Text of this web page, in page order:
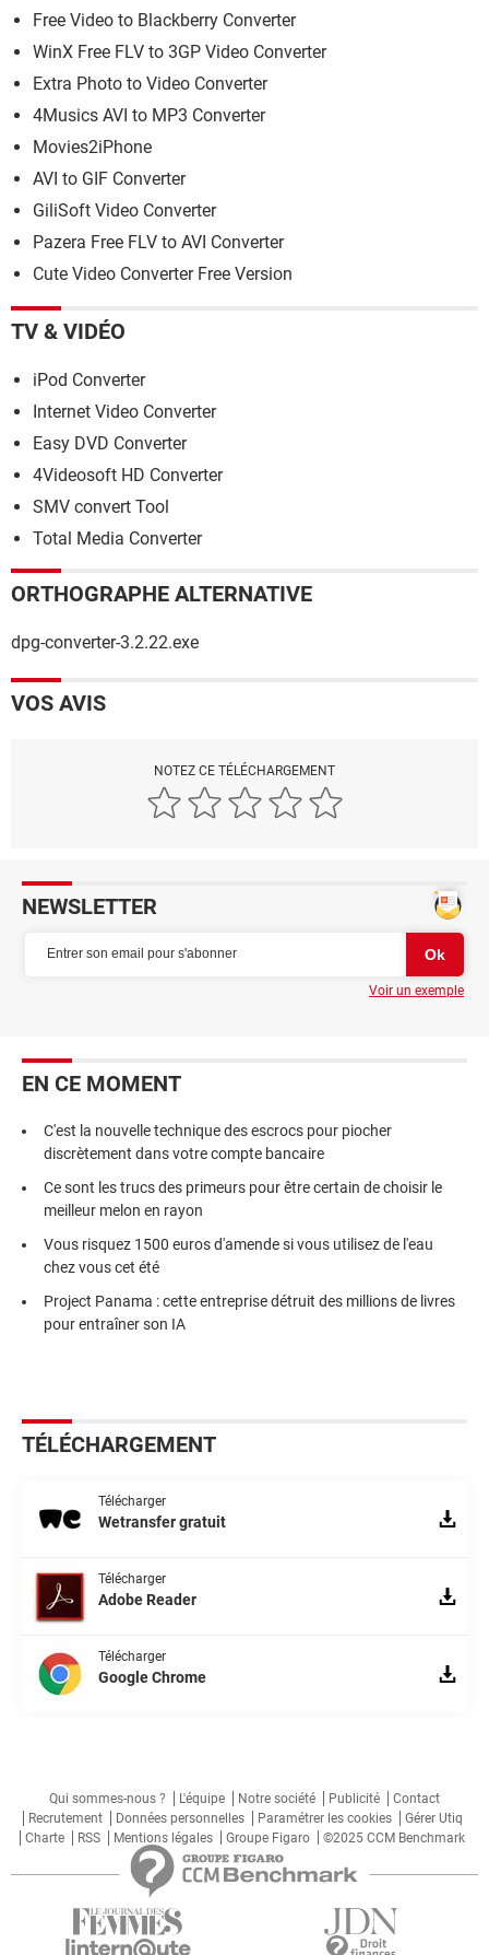
Free Video to Blackberry Converter
WinX Free FLV to 3GP Video Converter
Extra Photo to Video Converter
4Musics AVI to MP3 Converter
Movies2iPhone
AVI to GIF Converter
GiliSoft Video Converter
Pazera Free FLV to AVI Converter
Cute Video Converter Free Version
TV & VIDÉO
iPod Converter
Internet Video Converter
Easy DVD Converter
4Videosoft HD Converter
SMV convert Tool
Total Media Converter
ORTHOGRAPHE ALTERNATIVE
dpg-converter-3.2.22.exe
VOS AVIS
NOTEZ CE TÉLÉCHARGEMENT
NEWSLETTER
Voir un exemple
EN CE MOMENT
C'est la nouvelle technique des escrocs pour piocher
discrètement dans votre compte bancaire
Ce sont les trucs des primeurs pour être certain de choisir le
meilleur melon en rayon
Vous risquez 1500 euros d'amende si vous utilisez de l'eau
chez vous cet été
Project Panama : cette entreprise détruit des millions de livres
pour entraîner son IA
TÉLÉCHARGEMENT
Télécharger
Wetransfer gratuit
Télécharger
Adobe Reader
Télécharger
Google Chrome
Qui sommes-nous ? L'équipe Notre société Publicité
Contact
Recrutement
Données personnelles Paramétrer les cookies
Gérer Utiq
Charte
RSS Mentions légales Groupe Figaro ©2025 CCM Benchmark